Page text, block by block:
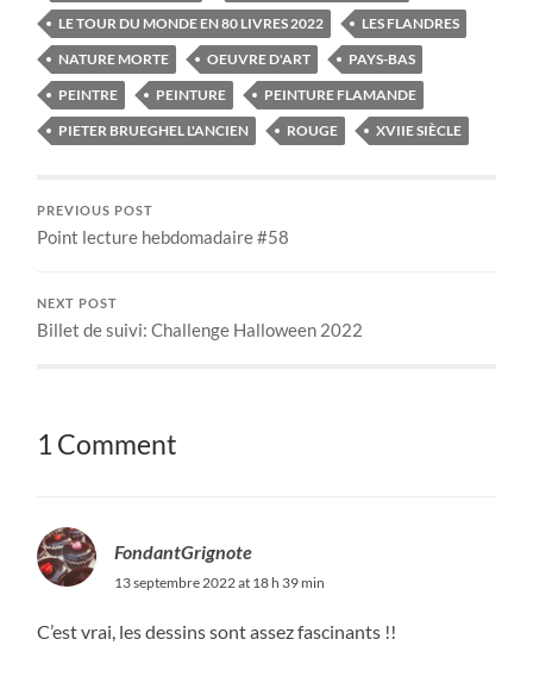
LE TOUR DU MONDE EN 80 LIVRES 2022
LES FLANDRES
NATURE MORTE
OEUVRE D'ART
PAYS-BAS
PEINTRE
PEINTURE
PEINTURE FLAMANDE
PIETER BRUEGHEL L'ANCIEN
ROUGE XVIIE SIÈCLE
PREVIOUS POST
Point lecture hebdomadaire #58
NEXT POST
Billet de suivi: Challenge Halloween 2022
1 Comment
FondantGrignote
13 septembre 2022 at 18 h 39 min
C’est vrai, les dessins sont assez fascinants !!